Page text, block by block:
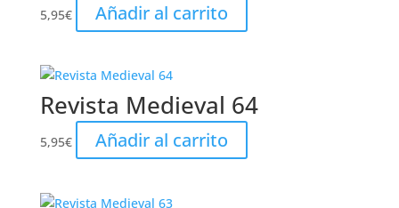
5,95€ Añadir al carrito
Revista Medieval 64
5,95€ Añadir al carrito